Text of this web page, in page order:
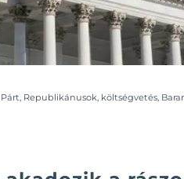
Republikánusok költségvetés